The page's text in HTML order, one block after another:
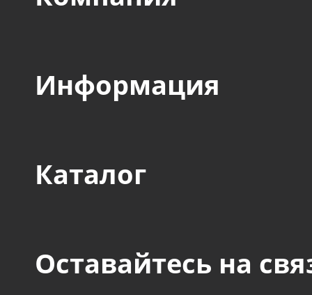
Информация
Каталог
Оставайтесь на